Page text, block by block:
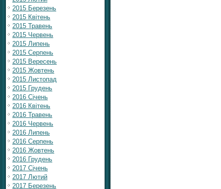
2015 Березень
2015 Квітень
2015 Травень
2015 Червень
2015 Липень
2015 Серпень
2015 Вересень
2015 Жовтень
2015 Листопад
2015 Грудень
2016 Січень
2016 Квітень
2016 Травень
2016 Червень
2016 Липень
2016 Серпень
2016 Жовтень
2016 Грудень
2017 Січень
2017 Лютий
2017 Березень